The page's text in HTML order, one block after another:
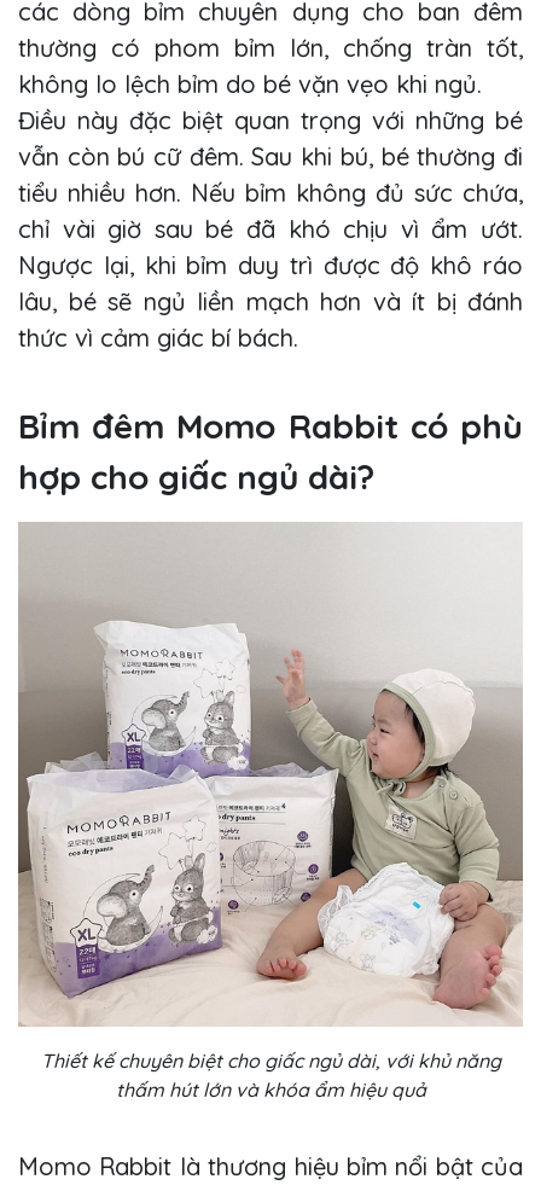
các dòng bỉm chuyên dụng cho ban đêm
thường có phom bỉm lớn, chống tràn tốt,
không lo lệch bỉm do bé vặn vẹo khi ngủ.
Điều này đặc biệt quan trọng với những bé
vẫn còn bú cữ đêm. Sau khi bú, bé thường đi
tiểu nhiều hơn. Nếu bỉm không đủ sức chứa,
chỉ vài giờ sau bé đã khó chịu vì ẩm ướt.
Ngược lại, khi bỉm duy trì được độ khô ráo
lâu, bé sẽ ngủ liền mạch hơn và ít bị đánh
thức vì cảm giác bí bách.
Bỉm đêm Momo Rabbit có phù
hợp cho giấc ngủ dài?
Thiết kế chuyên biệt cho giấc ngủ dài, với khủ năng
thấm hút lớn và khóa ẩm hiệu quả
Momo Rabbit là thương hiệu bỉm nổi bật của